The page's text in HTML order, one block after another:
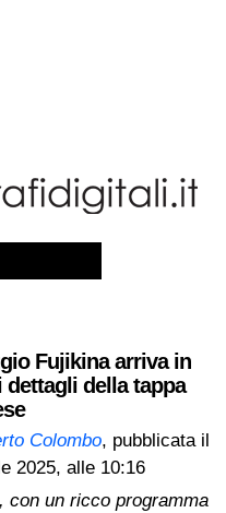
Fujikina arriva in
dettagli della tappa
Colombo, pubblicata il
2025, alle 10:16
con un ricco programma